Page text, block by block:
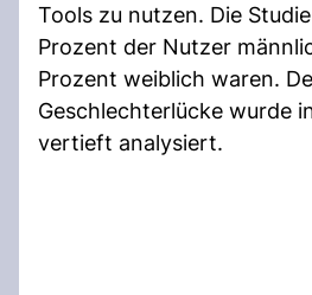
Tools zu nutzen. Die
Prozent der Nutzer
Prozent weiblich waren.
Geschlechterlücke wurde
vertieft analysiert.